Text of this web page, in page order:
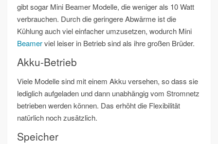
gibt sogar Mini Beamer Modelle, die weniger als 10 Watt
verbrauchen. Durch die geringere Abwärme ist die
Kühlung auch viel einfacher umzusetzen, wodurch Mini
Beamerviel leiser in Betrieb sind als ihre großen Brüder.
Akku-Betrieb
Viele Modelle sind mit einem Akku versehen, so dass sie
lediglich aufgeladen und dann unabhängig vom Stromnetz
betrieben werden können. Das erhöht die Flexibilität
natürlich noch zusätzlich.
Speicher